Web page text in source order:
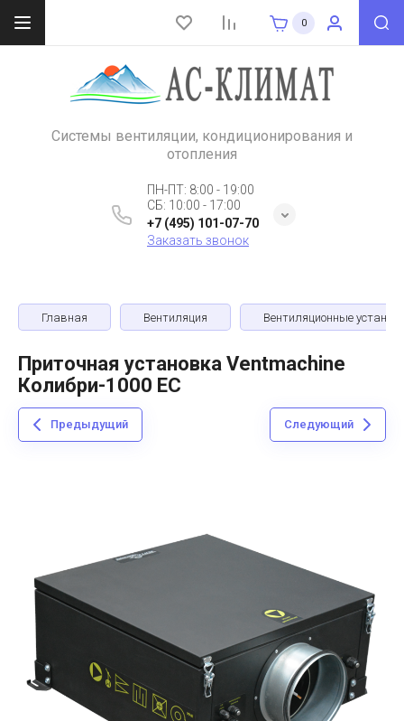
0
Системы вентиляции, кондиционирования и
отопления
ПН-ПТ: 8:00 - 19:00
СБ: 10:00 - 17:00
+7 (495) 101-07-70
Заказать звонок
Главная Вентиляция Вентиляционные
Приточная установка Ventmachine
Колибри-1000 EC
Предыдущий Следующий